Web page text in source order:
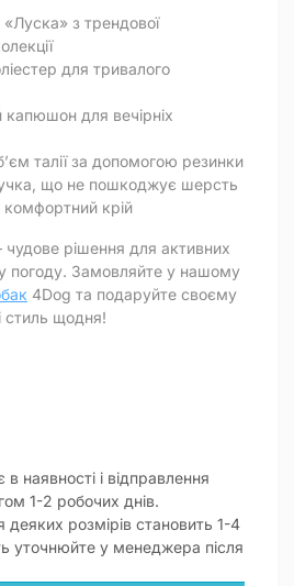
з трендової
для тривалого
капюшон для вечірніх
талії за допомогою резинки
що не пошкоджує шерсть
комфортний крій
рішення для активних
погоду. Замовляйте у нашому
4Dog та подаруйте своєму
щодня!
в наявності і відправлення
1-2 робочих днів.
деяких розмірів становить 1-4
уточнюйте у менеджера після